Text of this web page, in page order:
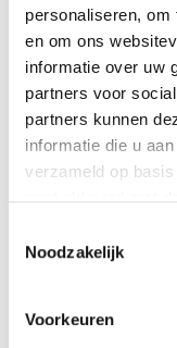
personaliseren,
en om ons
informatie over uw
partners voor
partners kunnen
informatie die u
verzameld op
Noodzakelijk
Voorkeuren
10 cm brons
Leger van 1882-1918.
Toegankelijk
Nadat de Stelling van
Batterij aan de
batterij jarenlang
werd de batterij
cultureel erfgoed. De
elektriciteit,